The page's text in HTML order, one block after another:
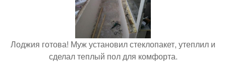
Лоджия готова! Муж установил стеклопакет, утеплил и
сделал теплый пол для комфорта.